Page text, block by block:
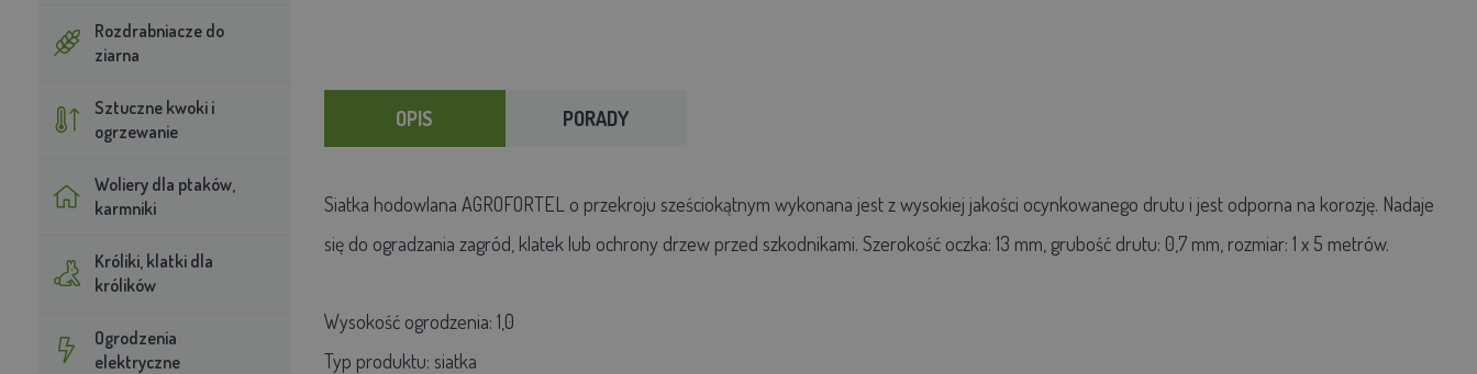
Rozdrabniacze do
ziarna
Sztuczne kwoki i
ogrzewanie
Woliery dla ptaków,
karmniki
Króliki, klatki dla
królików
Ogrodzenia
elektryczne
OPIS PORADY
Siatka hodowlana AGROFORTEL o przekroju sześciokątnym wykonana jest z wysokiej jakości ocynkowanego drutu i jest odporna na korozję. Nadaje
się do ogradzania zagród, klatek lub ochrony drzew przed szkodnikami. Szerokość oczka: 13 mm, grubość drutu: 0,7 mm, rozmiar: 1 x 5 metrów.
Wysokość ogrodzenia: 1,0
Typ produktu: siatka